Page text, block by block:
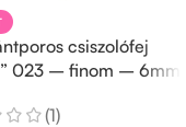
csiszolófej
023 – finom – 6mm
(1)